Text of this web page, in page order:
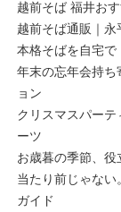
越前そば 福井お
越前そば通販｜
本格そばを自宅で
年末の忘年会持ち
ョン
クリスマスパーテ
ーツ
お歳暮の季節、
当たり前じゃない
ガイド